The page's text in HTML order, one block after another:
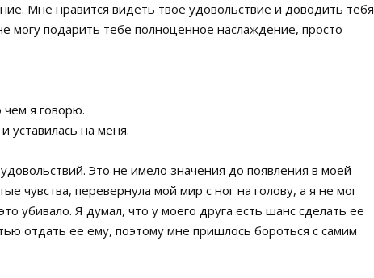
Мне нравится видеть твое удовольствие и доводить тебя
могу подарить тебе полноценное наслаждение, просто
я говорю.
уставилась на меня.
Это не имело значения до появления в моей
чувства, перевернула мой мир с ног на голову, а я не мог
убивало. Я думал, что у моего друга есть шанс сделать ее
отдать ее ему, поэтому мне пришлось бороться с самим